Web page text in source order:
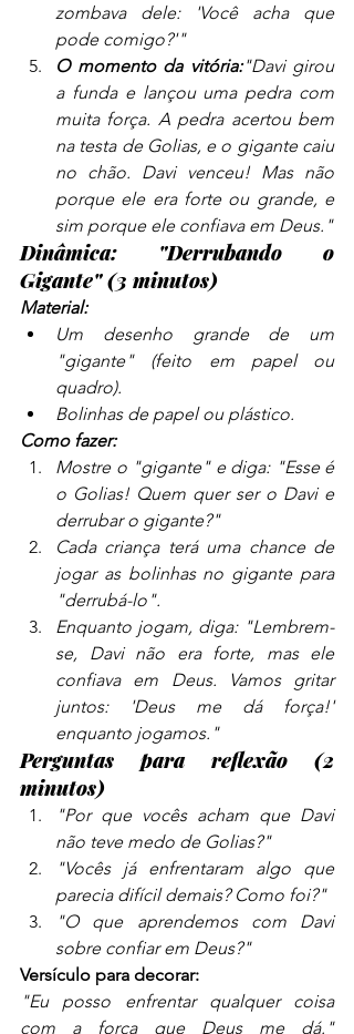
zombava dele: 'Você acha que
pode comigo?'"
O momento da vitória:"Davi girou
a funda e lançou uma pedra com
muita força. A pedra acertou bem
na testa de Golias, e o gigante caiu
no chão. Davi venceu! Mas não
porque ele era forte ou grande, e
sim porque ele confiava em Deus."
Dinâmica: "Derrubando o
Gigante" (3 minutos)
Material:
Um desenho grande de um
"gigante" (feito em papel ou
quadro).
Bolinhas de papel ou plástico.
Como fazer:
Mostre o "gigante" e diga: "Esse é
o Golias! Quem quer ser o Davi e
derrubar o gigante?"
Cada criança terá uma chance de
jogar as bolinhas no gigante para
"derrubá-lo".
Enquanto jogam, diga: "Lembrem-
se, Davi não era forte, mas ele
confiava em Deus. Vamos gritar
juntos: 'Deus me dá força!'
enquanto jogamos."
Perguntas para reflexão (2
minutos)
"Por que vocês acham que Davi
não teve medo de Golias?"
"Vocês já enfrentaram algo que
parecia difícil demais? Como foi?"
"O que aprendemos com Davi
sobre confiar em Deus?"
Versículo para decorar:
"Eu posso enfrentar qualquer coisa
com a força que Deus me dá."